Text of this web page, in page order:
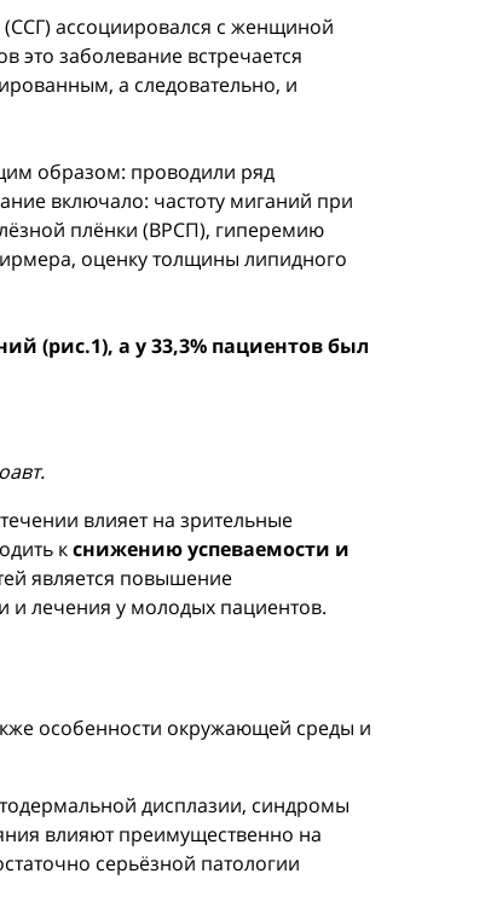
(ССГ) ассоциировался с женщиной
это заболевание встречается
а следовательно, и
образом: проводили ряд
включало: частоту миганий при
плёнки (ВРСП), гиперемию
оценку толщины липидного
(рис.1), а у 33,3% пациентов был
влияет на зрительные
кснижению успеваемости и
является повышение
и лечения у молодых пациентов.
особенности окружающей среды и
дисплазии, синдромы
влияют преимущественно на
серьёзной патологии